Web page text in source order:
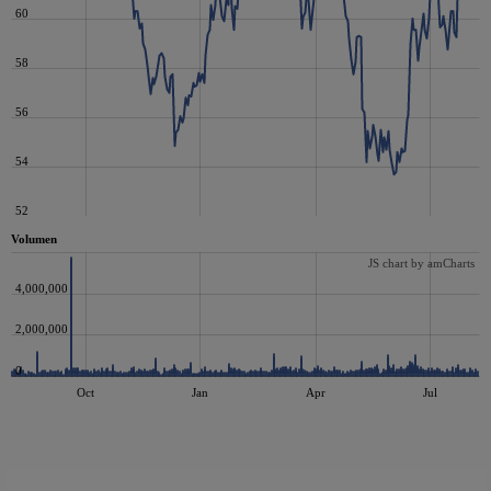
52
54
56
58
60
Volumen
Oct Jan Apr Jul
0
2,000,000
4,000,000
JS chart by amCharts